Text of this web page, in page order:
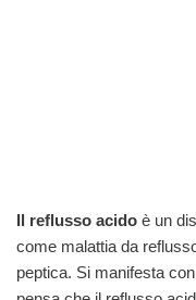
Il reflusso acido è un
come malattia da
peptica. Si manifesta